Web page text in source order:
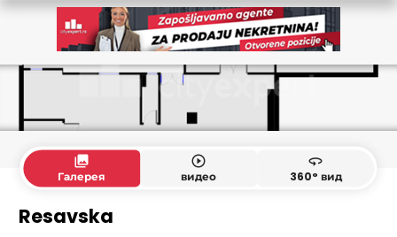
Подвал
collections
Галерея
play_circle_outline
видео
360
360° вид
Resavska